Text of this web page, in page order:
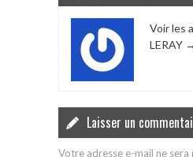
Voir les
LERAY →
Laisser un
Votre adresse e-mail ne sera